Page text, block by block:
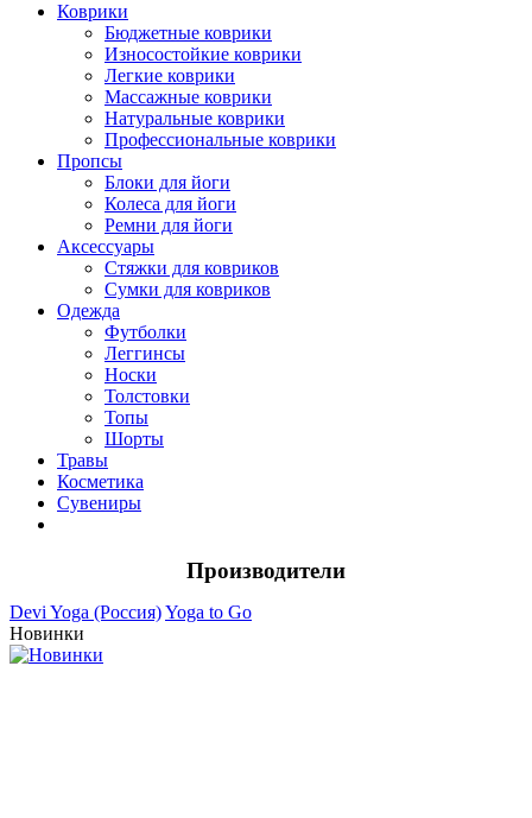
Коврики
Бюджетные коврики
Износостойкие коврики
Легкие коврики
Массажные коврики
Натуральные коврики
Профессиональные коврики
Пропсы
Блоки для йоги
Колеса для йоги
Ремни для йоги
Аксессуары
Стяжки для ковриков
Сумки для ковриков
Одежда
Футболки
Леггинсы
Носки
Толстовки
Топы
Шорты
Травы
Косметика
Сувениры
Производители
Devi Yoga (Россия)Yoga to Go
Новинки